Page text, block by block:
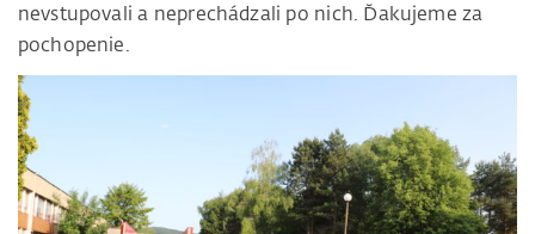
nevstupovali a neprechádzali po nich. Ďakujeme za
pochopenie.